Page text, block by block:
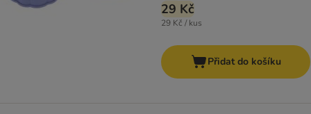
29 Kč
29 Kč / kus
Přidat do košíku